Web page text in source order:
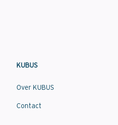
KUBUS
Over KUBUS
Contact